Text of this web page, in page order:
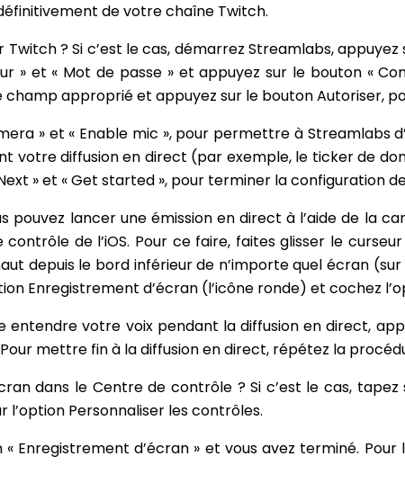
de votre chaîne Twitch.
? Si c’est le cas, démarrez Streamlabs,
» et « Mot de passe » et appuyez sur le bouton «
champ approprié et appuyez sur le bouton Autoriser,
» et « Enable mic », pour permettre à
votre diffusion en direct (par exemple, le ticker de
» et « Get started », pour terminer la configuration
lancer une émission en direct à l’aide de la
de l’iOS. Pour ce faire, faites glisser le
depuis le bord inférieur de n’importe quel écran
Enregistrement d’écran (l’icône ronde) et cochez
entendre votre voix pendant la diffusion en direct,
mettre fin à la diffusion en direct, répétez la
dans le Centre de contrôle ? Si c’est le cas,
l’option Personnaliser les contrôles.
Enregistrement d’écran » et vous avez terminé.